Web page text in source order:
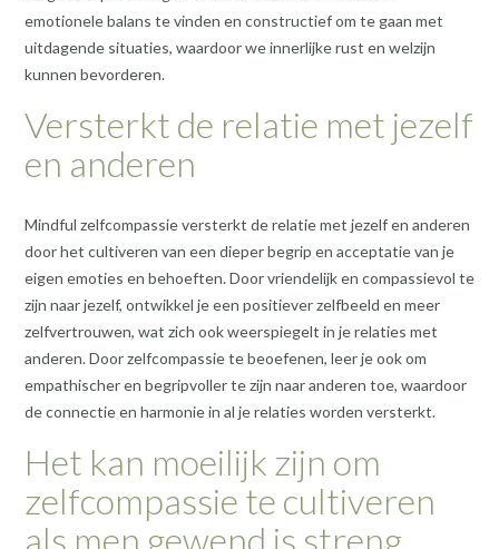
emotionele balans te vinden en constructief om te gaan met
uitdagende situaties, waardoor we innerlijke rust en welzijn
kunnen bevorderen.
Versterkt de relatie met jezelf
en anderen
Mindful zelfcompassie versterkt de relatie met jezelf en anderen
door het cultiveren van een dieper begrip en acceptatie van je
eigen emoties en behoeften. Door vriendelijk en compassievol te
zijn naar jezelf, ontwikkel je een positiever zelfbeeld en meer
zelfvertrouwen, wat zich ook weerspiegelt in je relaties met
anderen. Door zelfcompassie te beoefenen, leer je ook om
empathischer en begripvoller te zijn naar anderen toe, waardoor
de connectie en harmonie in al je relaties worden versterkt.
Het kan moeilijk zijn om
zelfcompassie te cultiveren
als men gewend is streng